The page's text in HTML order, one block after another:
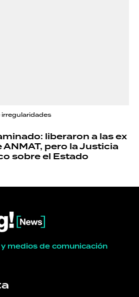
liberaron a las ex
pero la Justicia
sobre el Estado
medios de comunicación